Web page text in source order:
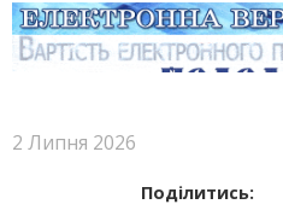
2 Липня 2026
Поділитись: